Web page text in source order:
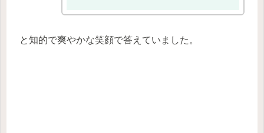
と知的で爽やかな笑顔で答えていました。